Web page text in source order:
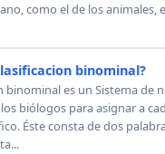
como el de los animales,
binominal?
binominal es un Sistema de
biólogos para asignar a
Éste consta de dos